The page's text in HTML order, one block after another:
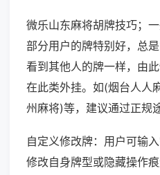
微乐山东麻将胡牌技巧；
部分用户的牌特别好，总
看到其他人的牌一样，由
在此类外挂。如(烟台人人
州麻将)等，建议通过正规
自定义修改牌：用户可输
修改自身牌型或隐藏操作